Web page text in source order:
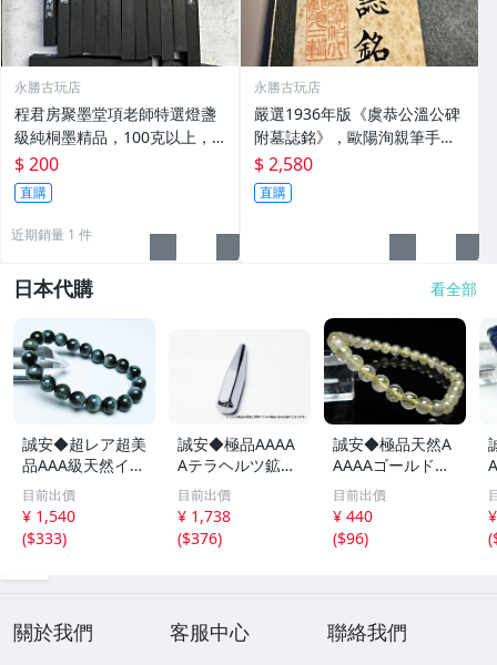
永勝古玩店
程君房聚墨堂項老師特選燈盞
級純桐墨精品，100克以上，
檀香墨質細膩黑亮 藍紫光放 檢
驗嚴選推薦 燈盞級墨 放藍紫光
檢驗嚴選
$ 200
直購
近期銷量 1 件
永勝古玩店
嚴選1936年版《虞恭公溫公碑
附墓誌銘》，歐陽洵親筆手
跡，典藏歷史與書法珍品 唐史
研究 碑刻藝術 田中和市版
$ 2,580
直購
日本代購 看全部
誠安◆超レア超美
品AAA級天然イー
グルアイブレスレ
ット 10mm [T15
6-6923]
目前出價
¥ 1,540
($333)
誠安◆極品AAAA
Aテラヘルツ鉱石
マッサージ棒サイ
ズ：小[T557-215
1]
目前出價
¥ 1,738
($376)
誠安◆極品天然A
AAAAゴールドタ
イチンルチルブレ
スレット 6mm [T
171-7937]
目前出價
¥ 440
($96)
(
關於我們 客服中心 聯絡我們